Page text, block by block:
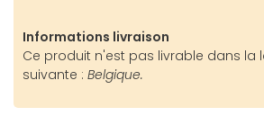
Informations livraison
Ce produit n'est pas livrable dans la
suivante : Belgique.